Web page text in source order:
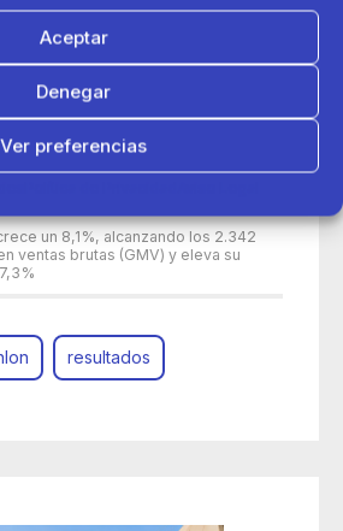
Aceptar
Denegar
Ver preferencias
un 8,1%, alcanzando los 2.342
ventas brutas (GMV) y eleva su
resultados